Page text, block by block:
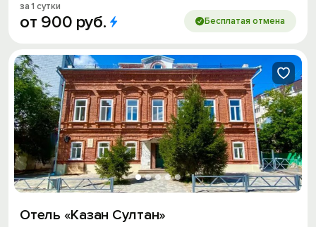
за 1 сутки
от 900 руб. Бесплатая отмена
Отель «Казан Султан»